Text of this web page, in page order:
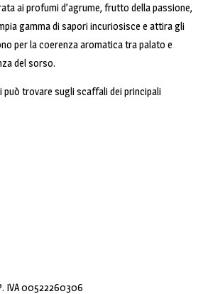
ai profumi d’agrume, frutto della passione,
gamma di sapori incuriosisce e attira gli
per la coerenza aromatica tra palato e
del sorso.
può trovare sugli scaffali dei principali
IVA 00522260306